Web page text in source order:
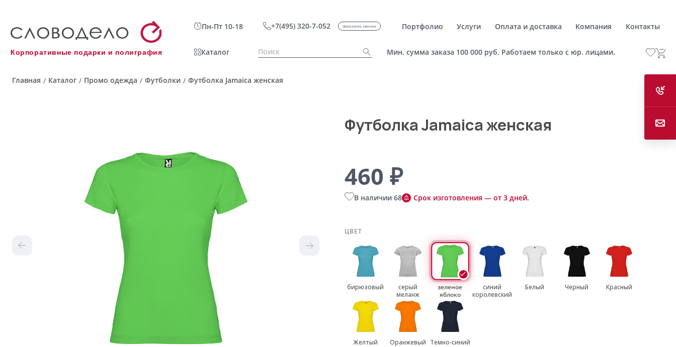
Корпоративные подарки и полиграфия
Пн-Пт 10-18 +7(495) 320-7-052 Заказать звонок Портфолио Услуги Оплата и доставка Компания Контакты
Каталог Мин. сумма заказа 100 000 руб. Работаем только с юр. лицами.
Главная / Каталог / Промо одежда / Футболки / Футболка Jamaica женская
Футболка Jamaica женская
460 ₽
В наличии 68 Срок изготовления — от 3 дней.
ЦВЕТ
бирюзовый
серый
меланж
зеленое
яблоко
синий
королевский
Белый Черный Красный
Желтый Оранжевый Темно-синий